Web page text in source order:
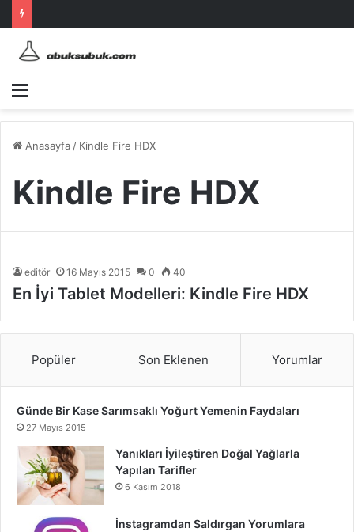
Menü
Anasayfa / Kindle Fire HDX
Kindle Fire HDX
editör 16 Mayıs 2015 0 40
En İyi Tablet Modelleri: Kindle Fire HDX
Popüler Son Eklenen Yorumlar
Günde Bir Kase Sarımsaklı Yoğurt Yemenin Faydaları
27 Mayıs 2015
Yanıkları İyileştiren Doğal Yağlarla
Yapılan Tarifler
6 Kasım 2018
İnstagramdan Saldırgan Yorumlara